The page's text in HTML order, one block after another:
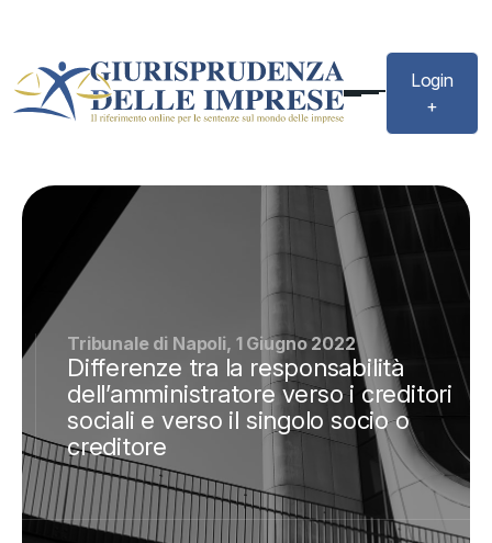
Login
+
Tribunale di Napoli, 1 Giugno 2022
Differenze tra la responsabilità
dell’amministratore verso i creditori
sociali e verso il singolo socio o
creditore